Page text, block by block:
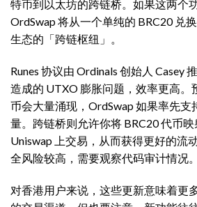
特币到以太坊的跨链桥。如果这两个
OrdSwap 将从一个单纯的 BRC20 兑
生态的「跨链枢纽」。
Runes 协议由 Ordinals 创始人 Casey
造成的 UTXO 膨胀问题，效率更高。
币会大量涌现，OrdSwap 如果率先支
量。跨链桥则允许你将 BRC20 代币
Uniswap 上交易，从而获得更好的流
全风险较高，需要观察代码审计情况。
对香港用户来说，这些更新意味着更